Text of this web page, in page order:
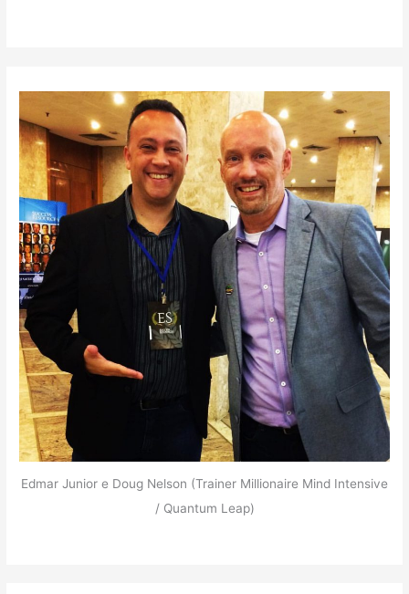
Edmar Junior e Doug Nelson (Trainer Millionaire Mind Intensive
/ Quantum Leap)